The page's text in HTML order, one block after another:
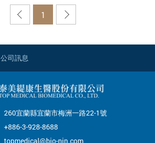
上
頁
1
下
公司訊息
260宜蘭縣宜蘭市梅洲一路22-1號
+886-3-928-8688
topmedical@bio-nin.com